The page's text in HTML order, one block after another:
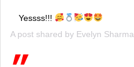
Yessss!!!
A post shared by Evelyn Sharma